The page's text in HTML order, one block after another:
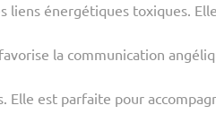
liens énergétiques toxiques.
la communication
Elle est parfaite pour